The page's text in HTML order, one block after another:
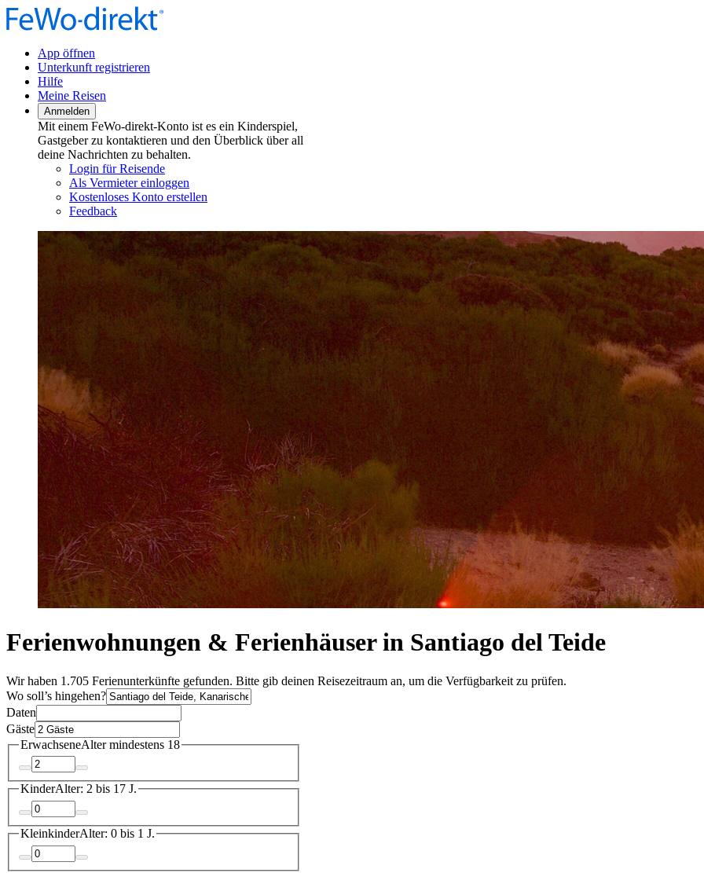
App öffnen
Unterkunft registrieren
Hilfe
Meine Reisen
Anmelden
Mit einem FeWo-direkt-Konto ist es ein Kinderspiel,
Gastgeber zu kontaktieren und den Überblick über all
deine Nachrichten zu behalten.
Login für Reisende
Als Vermieter einloggen
Kostenloses Konto erstellen
Feedback
Ferienwohnungen & Ferienhäuser in Santiago del Teide
Wir haben 1.705 Ferienunterkünfte gefunden. Bitte gib deinen Reisezeitraum an, um die Verfügbarkeit zu prüfen.
Wo soll’s hingehen?
Daten
Gäste
ErwachseneAlter mindestens 18
KinderAlter: 2 bis 17 J.
KleinkinderAlter: 0 bis 1 J.